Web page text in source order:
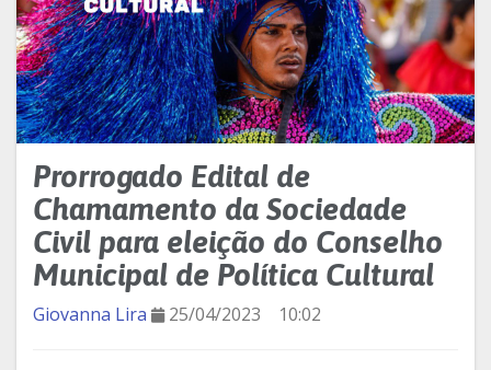
Prorrogado Edital de
Chamamento da Sociedade
Civil para eleição do Conselho
Municipal de Política Cultural
Giovanna Lira 25/04/2023 10:02